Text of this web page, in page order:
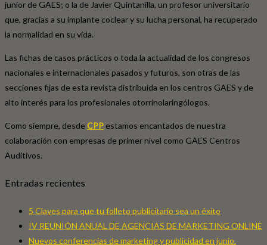
junior de GAES; o la de Javier Quintanilla, un profesor universitario
que, gracias a su implante coclear y su lucha personal, ha recuperado
la normalidad en su vida.
Las fichas de casos prácticos o toda la actualidad de los congresos
nacionales e internacionales pasados y futuros, son otras de las
secciones fijas de esta revista distribuida en los centros GAES y de
alto interés para los profesionales otorrinolaringólogos.
Como siempre, desde CPP estamos encantados de nuestra
colaboración con empresas de primer nivel como GAES Centros
Auditivos.
Entradas recientes
5 Claves para que tu folleto publicitario sea un éxito
IV REUNIÓN ANUAL DE AGENCIAS DE MARKETING ONLINE
Nuevos conferencias de marketing y publicidad en junio.